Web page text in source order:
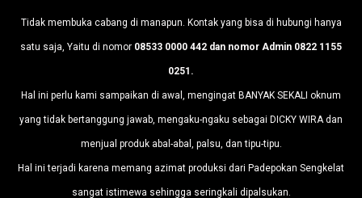
Tidak membuka cabang di manapun. Kontak yang bisa di hubungi hanya
satu saja, Yaitu di nomor 08533 0000 442 dan nomor Admin 0822 1155
0251.
Hal ini perlu kami sampaikan di awal, mengingat BANYAK SEKALI oknum
yang tidak bertanggung jawab, mengaku-ngaku sebagai DICKY WIRA dan
menjual produk abal-abal, palsu, dan tipu-tipu.
Hal ini terjadi karena memang azimat produksi dari Padepokan Sengkelat
sangat istimewa sehingga seringkali dipalsukan.